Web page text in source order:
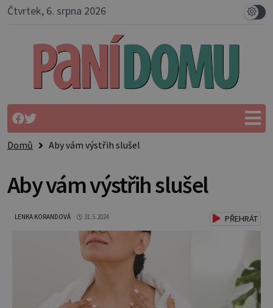
Čtvrtek, 6. srpna 2026
Domů Aby vám výstřih slušel
Aby vám výstřih slušel
LENKA KORANDOVÁ 31.5.2024 PŘEHRÁT